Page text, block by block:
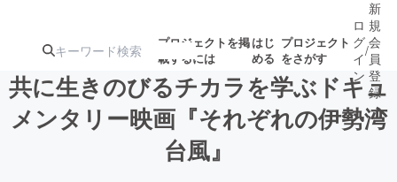
プロジェクトを掲
載するには
はじ
める
プロジェクト
をさがす
注目の新着プロ 募集終了が近いプ
ロ
グ
イ
ン
/
新
規
会
員
登
録
共に生きのびるチカラを学ぶドキュ
メンタリー映画『それぞれの伊勢湾
台風』